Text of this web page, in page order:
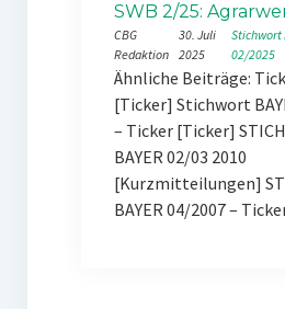
SWB 2/25:
CBG
Redaktion
30. Juli
2025
Stichwort
02/2025
Ähnliche Beiträge:
[Ticker] Stichwort
– Ticker [Ticker]
BAYER 02/03 2010
[Kurzmitteilungen]
BAYER 04/2007 –